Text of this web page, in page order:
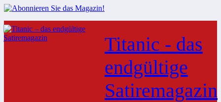
Zum
Inhalt
springen
Titanic - das
endgültige
Satiremagazin